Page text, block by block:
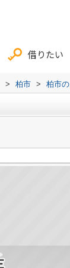
借りたい
> 柏市 > 柏市